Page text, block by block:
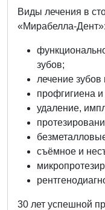
Виды лечения в
«Мирабелла-Дент»:
зубов;
лечение
профгигиена
удаление,
съёмное и
30 лет успешной